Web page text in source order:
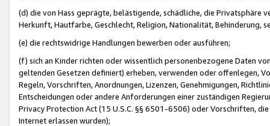
(d) die von Hass geprägte, belästigende, schädliche, die Privatsphäre
Herkunft, Hautfarbe, Geschlecht, Religion, Nationalität, Behinderung,
(e) die rechtswidrige Handlungen bewerben oder ausführen;
(f) sich an Kinder richten oder wissentlich personenbezogene Daten
geltenden Gesetzen definiert) erheben, verwenden oder offenlegen,
Regeln, Vorschriften, Anordnungen, Lizenzen, Genehmigungen,
Entscheidungen oder andere Anforderungen einer zuständigen
Privacy Protection Act (15 U.S.C. §§ 6501-6506) oder Vorschriften,
Internet erlassen wurden);